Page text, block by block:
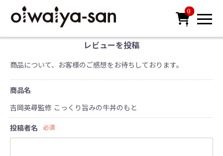

0
レビューを投稿
商品について、お客様のご感想をお待ちしております。
商品名
吉岡英尋監修 こっくり旨みの牛丼のもと
投稿者名 必須